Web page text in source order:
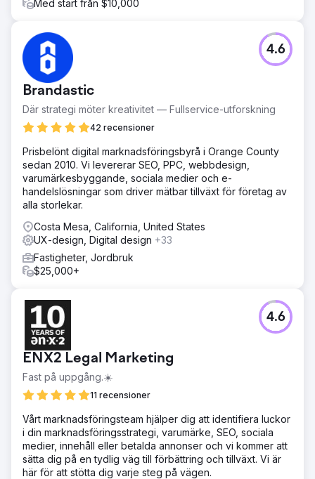
Med start från $10,000
Brandastic
Där strategi möter kreativitet — Fullservice-utforskning
42 recensioner
4.6
Prisbelönt digital marknadsföringsbyrå i Orange County
sedan 2010. Vi levererar SEO, PPC, webbdesign,
varumärkesbyggande, sociala medier och e-
handelslösningar som driver mätbar tillväxt för företag av
alla storlekar.
Costa Mesa, California, United States
UX-design, Digital design +33
Fastigheter, Jordbruk
$25,000+
ENX2 Legal Marketing
Fast på uppgång.☀️
11 recensioner
4.6
Vårt marknadsföringsteam hjälper dig att identifiera luckor
i din marknadsföringsstrategi, varumärke, SEO, sociala
medier, innehåll eller betalda annonser och vi kommer att
sätta dig på en tydlig väg till förbättring och tillväxt. Vi är
här för att stötta dig varje steg på vägen.